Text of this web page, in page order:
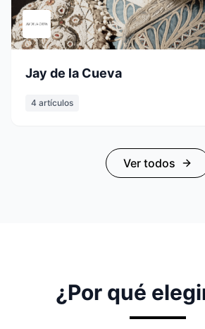
Jay de la Cueva
4 artículos
Ver todos
¿Por qué